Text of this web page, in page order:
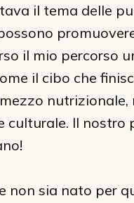
il tema delle
il mio percorso
il cibo che
culturale. Il
non sia nato per